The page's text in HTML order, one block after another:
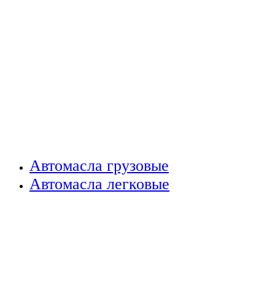
Автомасла грузовые
Автомасла легковые